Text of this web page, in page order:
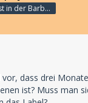
Erdmann
Stammgast in der Barbarabar
dass drei
ist? Muss man